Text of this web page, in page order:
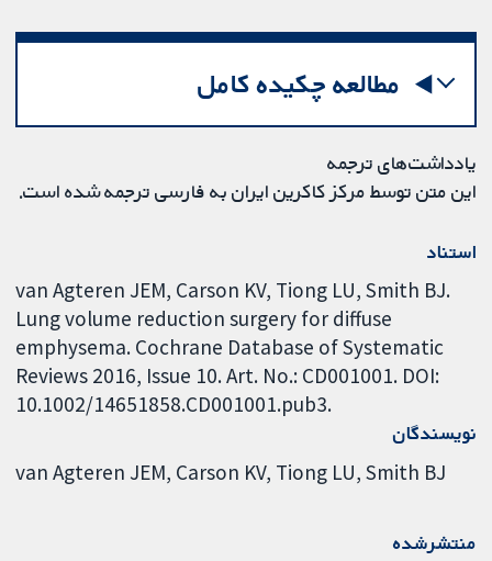
مطالعه چکیده کامل
یادداشت‌های ترجمه
این متن توسط مرکز کاکرین ایران به فارسی ترجمه شده است.
استناد
van Agteren JEM, Carson KV, Tiong LU, Smith BJ.
Lung volume reduction surgery for diffuse
emphysema. Cochrane Database of Systematic
Reviews 2016, Issue 10. Art. No.: CD001001. DOI:
10.1002/14651858.CD001001.pub3.
نویسندگان
van Agteren JEM Carson KV Tiong LU Smith BJ
منتشرشده